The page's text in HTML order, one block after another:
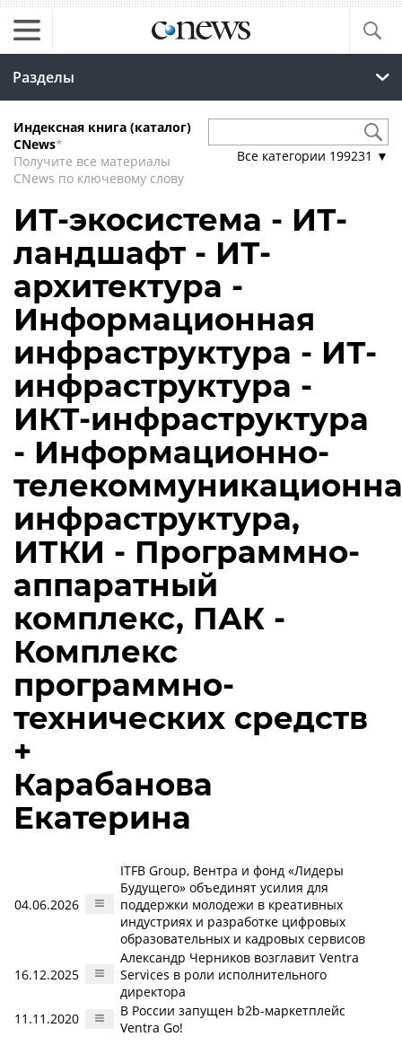
Разделы
Индексная книга (каталог)
CNews*
Получите все материалы
CNews по ключевому слову
Все категории 199231 ▼
ИТ-экосистема - ИТ-
ландшафт - ИТ-
архитектура -
Информационная
инфраструктура - ИТ-
инфраструктура -
ИКТ-инфраструктура
- Информационно-
инфраструктура,
ИТКИ - Программно-
аппаратный
комплекс, ПАК -
Комплекс
программно-
технических средств
+
Карабанова
Екатерина
04.06.2026
ITFB Group, Вентра и фонд «Лидеры
Будущего» объединят усилия для
поддержки молодежи в креативных
индустриях и разработке цифровых
образовательных и кадровых сервисов
16.12.2025
Александр Черников возглавит Ventra
Services в роли исполнительного
директора
11.11.2020
В России запущен b2b-маркетплейс
Ventra Go!